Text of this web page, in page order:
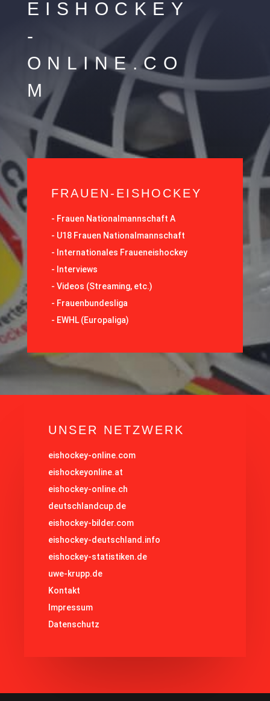
EISHOCKEY
-
ONLINE.CO
M
FRAUEN-EISHOCKEY
- Frauen Nationalmannschaft A
- U18 Frauen Nationalmannschaft
- Internationales Fraueneishockey
- Interviews
- Videos (Streaming, etc.)
- Frauenbundesliga
- EWHL (Europaliga)
UNSER NETZWERK
eishockey-online.com
eishockeyonline.at
eishockey-online.ch
deutschlandcup.de
eishockey-bilder.com
eishockey-deutschland.info
eishockey-statistiken.de
uwe-krupp.de
Kontakt
Impressum
Datenschutz